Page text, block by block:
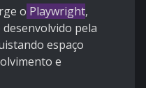
o Playwright,
pela
espaço
e